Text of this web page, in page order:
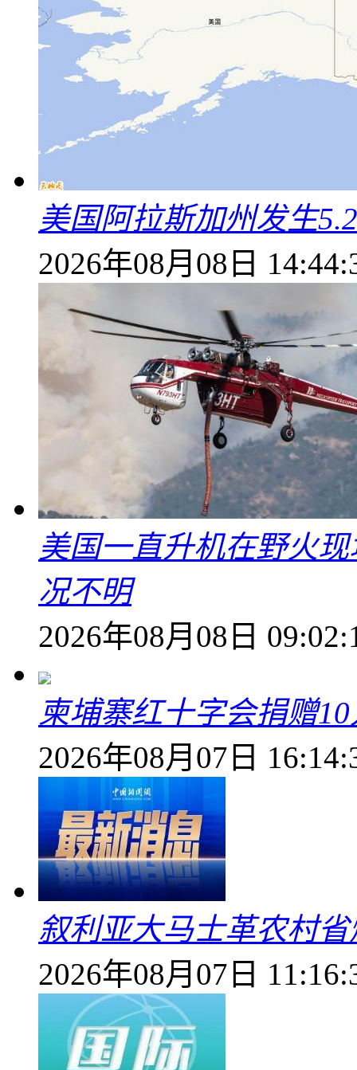
美国阿拉斯加州发生
2026年08月08日
美国一直升机在野火
况不明
2026年08月08日
柬埔寨红十字会捐赠
2026年08月07日
叙利亚大马士革农村
2026年08月07日